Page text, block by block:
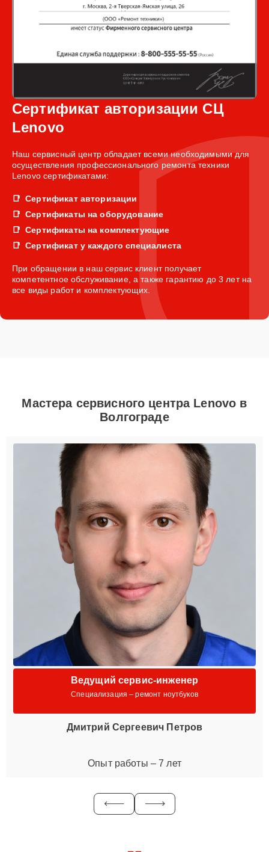
Сертификат авторизации СЦ
Lenovo
Наш сервисный центр обладает всеми необходимыми для
осуществления профессионального ремонта техники
Lenovo сертификатами:
Сертификат авторизации
Сертификаты на оборудование
Сертификаты на комплектующие
Сертификат у каждого специалиста
При обращении в наш сервис клиент получает
компетентное обслуживание, а также гарантию до 3 лет на
все виды работ и комплектующих.
Мастера сервисного центра Lenovo в
Волгограде
Ведущий сервис-инженер
Специализация – ремонт ноутбуков
Дмитрий Сергеевич Петров
Опыт работы – 7 лет